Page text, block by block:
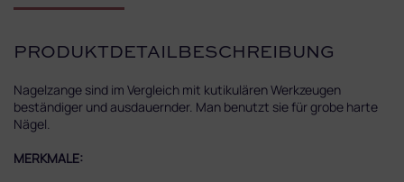
PRODUKTDETAILBESCHREIBUNG
Nagelzange sind im Vergleich mit kutikulären Werkzeugen
beständiger und ausdauernder. Man benutzt sie für grobe harte
Nägel.
MERKMALE: